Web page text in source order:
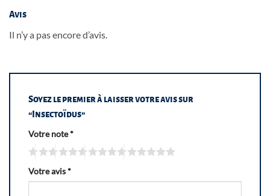
Avis
Il n’y a pas encore d’avis.
Soyez le premier à laisser votre avis sur
“Insectoïdus”
Votre note*
Votre avis*